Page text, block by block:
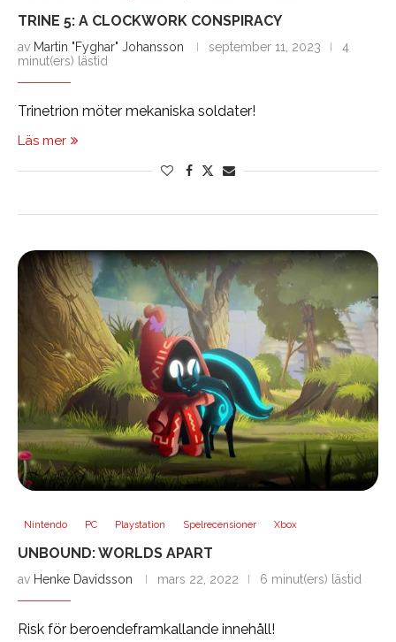
TRINE 5: A CLOCKWORK CONSPIRACY
av Martin "Fyghar" Johansson september 11, 2023
4
minut(ers) lästid
Trinetrion möter mekaniska soldater!
Läs mer
Nintendo PC Playstation Spelrecensioner Xbox
UNBOUND: WORLDS APART
av Henke Davidsson mars 22, 2022 6 minut(ers) lästid
Risk för beroendeframkallande innehåll!